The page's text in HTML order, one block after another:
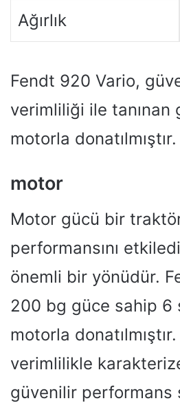
Ağırlık
Fendt 920 Vario,
verimliliği ile tanınan
motorla donatılmıştır.
motor
Motor gücü bir
performansını
önemli bir yönüdür.
200 bg güce sahip 6
motorla
verimlilikle
güvenilir performans